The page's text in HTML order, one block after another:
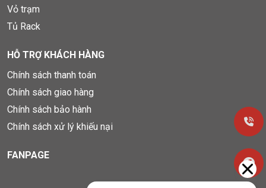
Vỏ trạm
Tủ Rack
HỖ TRỢ KHÁCH HÀNG
Chính sách thanh toán
Chính sách giao hàng
Chính sách bảo hành
Chính sách xử lý khiếu nại
FANPAGE